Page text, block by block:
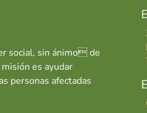
social, sin ánimo de
es ayudar
personas afectadas